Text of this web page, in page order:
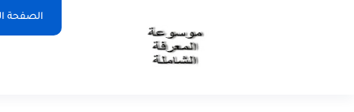
الصفحة